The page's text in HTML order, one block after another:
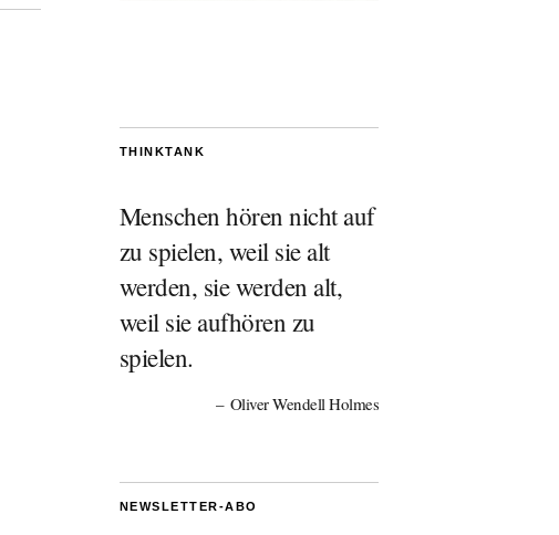
THINKTANK
Menschen hören nicht auf
zu spielen, weil sie alt
werden, sie werden alt,
weil sie aufhören zu
spielen.
Oliver Wendell Holmes
NEWSLETTER-ABO